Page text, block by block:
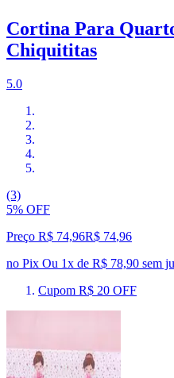
Cortina Para
Chiquititas
5.0
(3)
5% OFF
Preço R$ 74,96R$ 74,96
no Pix Ou 1x de R$ 78,90 sem
Cupom R$ 20 OFF